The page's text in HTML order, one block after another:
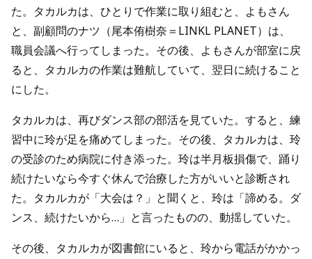
た。タカルカは、ひとりで作業に取り組むと、よもさん
と、副顧問のナツ（尾本侑樹奈＝LINKL PLANET）は、
職員会議へ行ってしまった。その後、よもさんが部室に戻
ると、タカルカの作業は難航していて、翌日に続けること
にした。
タカルカは、再びダンス部の部活を見ていた。すると、練
習中に玲が足を痛めてしまった。その後、タカルカは、玲
の受診のため病院に付き添った。玲は半月板損傷で、踊り
続けたいなら今すぐ休んで治療した方がいいと診断され
た。タカルカが「大会は？」と聞くと、玲は「諦める。ダ
ンス、続けたいから…」と言ったものの、動揺していた。
その後、タカルカが図書館にいると、玲から電話がかかっ